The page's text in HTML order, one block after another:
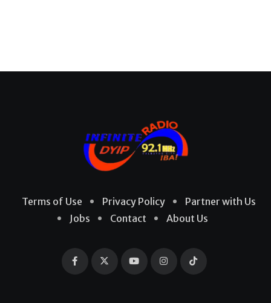
Terms of Use Privacy Policy
Partner with Us
Jobs
Contact About Us